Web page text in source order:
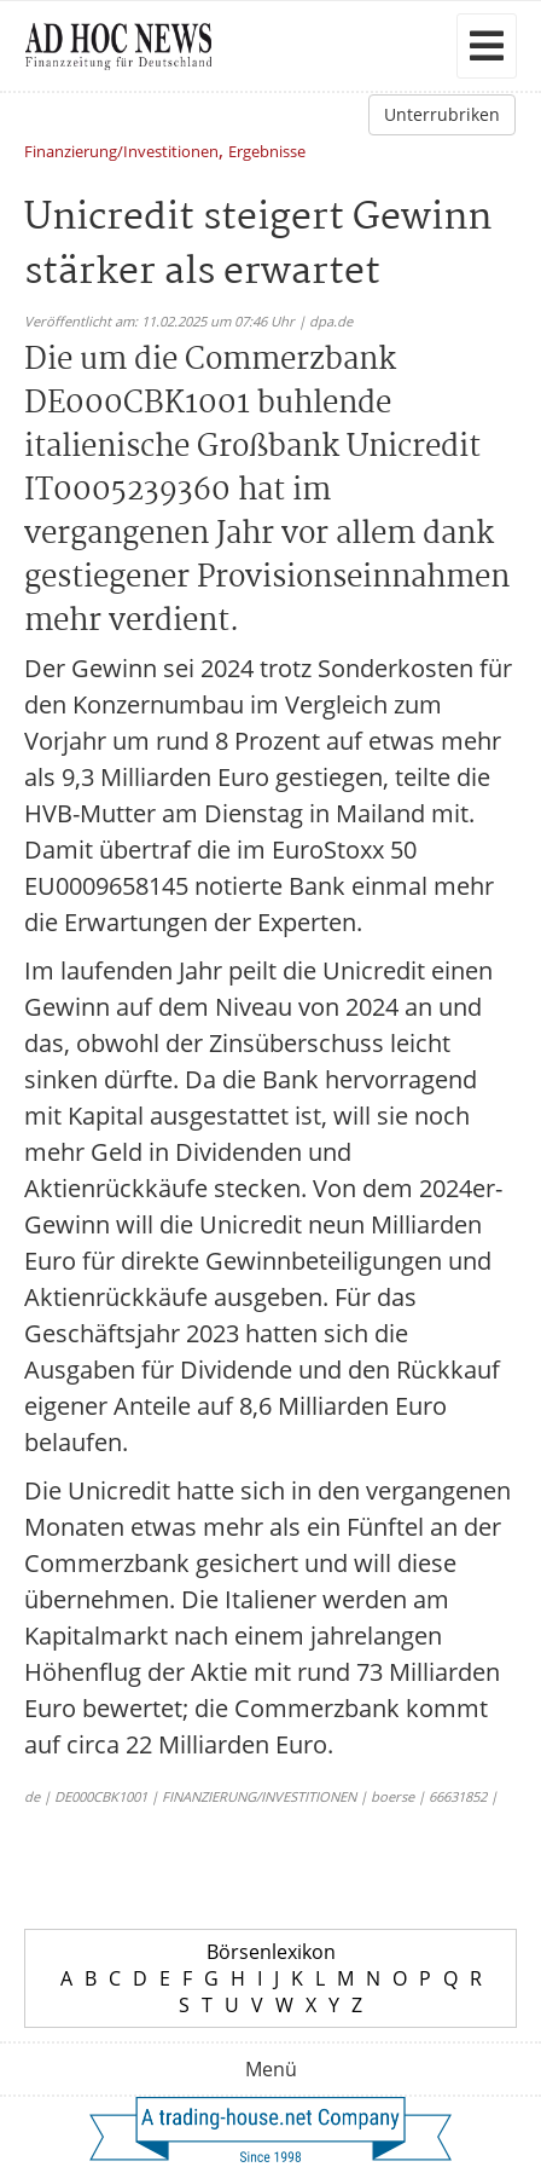
Unterrubriken
Finanzierung/Investitionen, Ergebnisse
Unicredit steigert Gewinn
stärker als erwartet
Veröffentlicht am: 11.02.2025 um 07:46 Uhr | dpa.de
Die um die Commerzbank
DE000CBK1001 buhlende
italienische Großbank Unicredit
IT0005239360 hat im
vergangenen Jahr vor allem dank
gestiegener Provisionseinnahmen
mehr verdient.
Der Gewinn sei 2024 trotz Sonderkosten für
den Konzernumbau im Vergleich zum
Vorjahr um rund 8 Prozent auf etwas mehr
als 9,3 Milliarden Euro gestiegen, teilte die
HVB-Mutter am Dienstag in Mailand mit.
Damit übertraf die im EuroStoxx 50
EU0009658145 notierte Bank einmal mehr
die Erwartungen der Experten.
Im laufenden Jahr peilt die Unicredit einen
Gewinn auf dem Niveau von 2024 an und
das, obwohl der Zinsüberschuss leicht
sinken dürfte. Da die Bank hervorragend
mit Kapital ausgestattet ist, will sie noch
mehr Geld in Dividenden und
Aktienrückkäufe stecken. Von dem 2024er-
Gewinn will die Unicredit neun Milliarden
Euro für direkte Gewinnbeteiligungen und
Aktienrückkäufe ausgeben. Für das
Geschäftsjahr 2023 hatten sich die
Ausgaben für Dividende und den Rückkauf
eigener Anteile auf 8,6 Milliarden Euro
belaufen.
Die Unicredit hatte sich in den vergangenen
Monaten etwas mehr als ein Fünftel an der
Commerzbank gesichert und will diese
übernehmen. Die Italiener werden am
Kapitalmarkt nach einem jahrelangen
Höhenflug der Aktie mit rund 73 Milliarden
Euro bewertet; die Commerzbank kommt
auf circa 22 Milliarden Euro.
de | DE000CBK1001 | FINANZIERUNG/INVESTITIONEN | boerse | 66631852 |
Börsenlexikon
A B C D E F G H I J K L M N O P Q R
S T U V W X Y Z
Menü